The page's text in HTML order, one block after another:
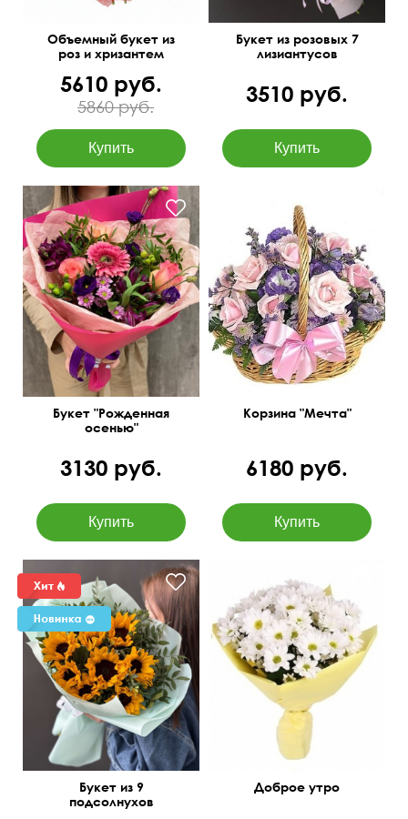
Объемный букет из
роз и хризантем
5610 руб.
5860 руб.
Букет из розовых 7
лизиантусов
3510 руб.
Сборная композиция
Букет "Рожденная
осенью"
3130 руб.
35 см 40 см
Корзина "Мечта"
6180 руб.
Букет из 9
подсолнухов
Недорогой букет из
белых ромашковых
хризантем.
Доброе утро